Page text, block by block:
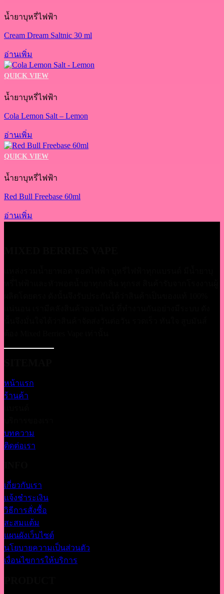
น้ำยาบุหรี่ไฟฟ้า
Cream Dream Saltnic 30 ml
อ่านเพิ่ม
QUICK VIEW
น้ำยาบุหรี่ไฟฟ้า
Cola Lemon Salt – Lemon
อ่านเพิ่ม
QUICK VIEW
น้ำยาบุหรี่ไฟฟ้า
Red Bull Freebase 60ml
อ่านเพิ่ม
หน้าแรก
ร้านค้า
บทความ
ติดต่อเรา
เกี่ยวกับเรา
แจ้งชำระเงิน
วิธีการสั่งซื้อ
สะสมแต้ม
แผนผังเว็บไซต์
นโยบายความเป็นส่วนตัว
เงื่อนไขการให้บริการ